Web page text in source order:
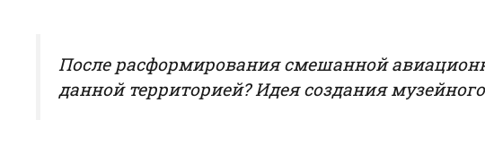
После расформирования смешанной
данной территорией? Идея создания